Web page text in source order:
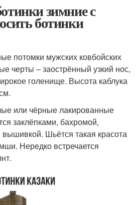
зимние с
ботинки
потомки мужских ковбойских
черты – заострённый узкий нос,
голенище. Высота каблука
или чёрные лакированные
заклёпками, бахромой,
Шьётся такая красота
Нередко встречается